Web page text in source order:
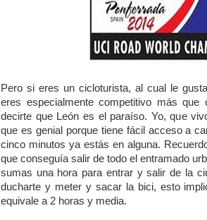
Pero si eres un cicloturista, al cual le
eres especialmente competitivo más
decirte que León es el paraíso. Yo, que
que es genial porque tiene fácil acceso a
cinco minutos ya estás en alguna.
que conseguía salir de todo el entramado
sumas una hora para entrar y salir de la
ducharte y meter y sacar la bici, esto
equivale a 2 horas y media.